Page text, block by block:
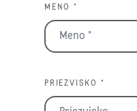
MENO *
PRIEZVISKO *